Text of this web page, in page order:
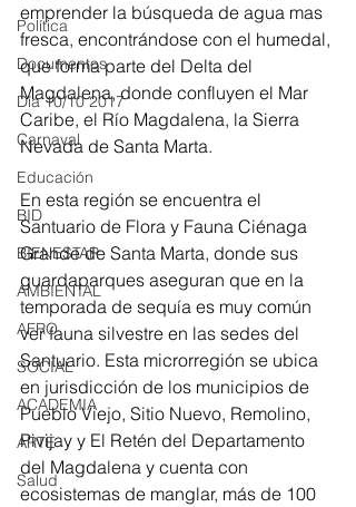
Política
Documentos
Día 10/10 2017
Carnaval
Educación
BID
BIENESTAR
AMBIENTAL
AFRO
SOCIAL
ACADEMIA
ARTE
Salud
emprender la búsqueda de agua mas
fresca, encontrándose con el humedal,
que forma parte del Delta del
Magdalena, donde confluyen el Mar
Caribe, el Río Magdalena, la Sierra
Nevada de Santa Marta.
En esta región se encuentra el
Santuario de Flora y Fauna Ciénaga
Grande de Santa Marta, donde sus
guardaparques aseguran que en la
temporada de sequía es muy común
ver fauna silvestre en las sedes del
Santuario. Esta microrregión se ubica
en jurisdicción de los municipios de
Pueblo Viejo, Sitio Nuevo, Remolino,
Pivijay y El Retén del Departamento
del Magdalena y cuenta con
ecosistemas de manglar, más de 100